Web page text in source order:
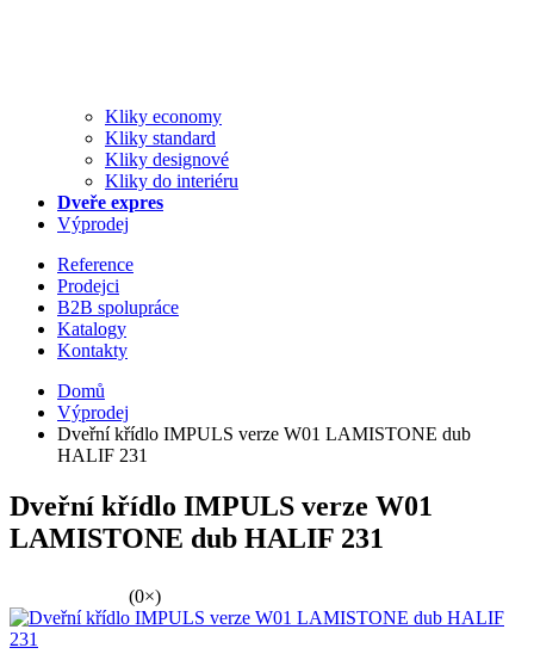
Kliky economy
Kliky standard
Kliky designové
Kliky do interiéru
Dveře expres
Výprodej
Reference
Prodejci
B2B spolupráce
Katalogy
Kontakty
Domů
Výprodej
Dveřní křídlo IMPULS verze W01 LAMISTONE dub
HALIF 231
Dveřní křídlo IMPULS verze W01
LAMISTONE dub HALIF 231
(0×)